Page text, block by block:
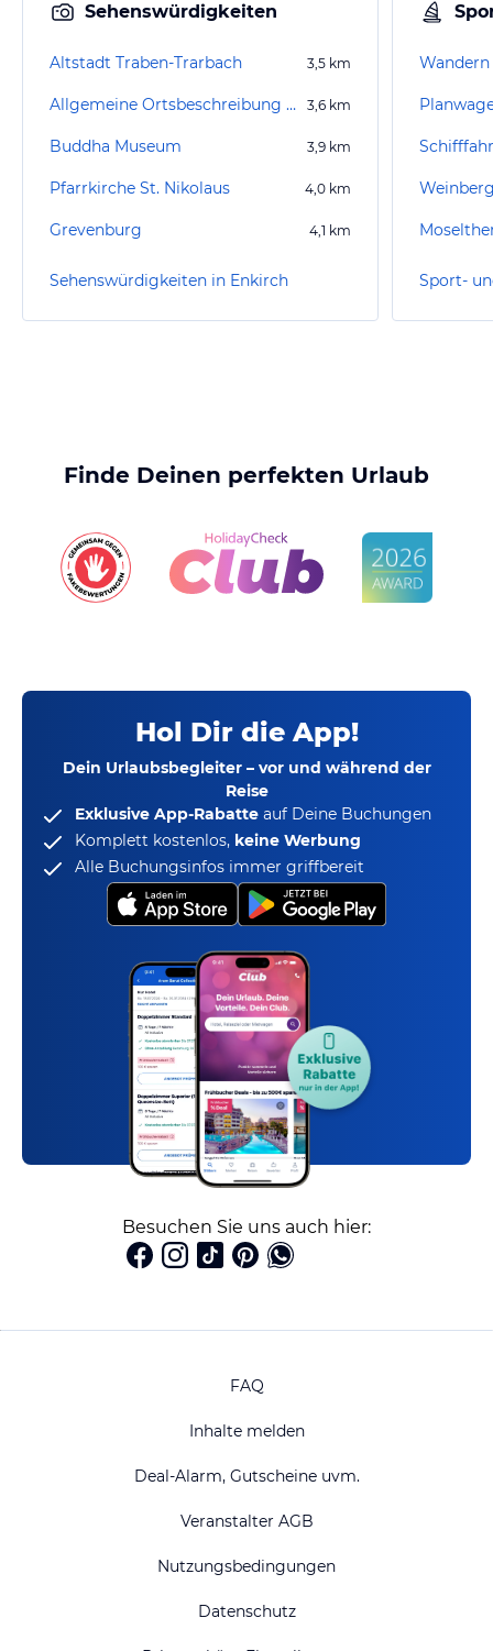
Sehenswürdigkeiten
Altstadt Traben-Trarbach 3,5 km
Allgemeine Ortsbeschreibung Traben-Trarbach 3,6 km
Buddha Museum 3,9 km
Pfarrkirche St. Nikolaus 4,0 km
Grevenburg 4,1 km
Sehenswürdigkeiten in Enkirch Sport-
Finde Deinen perfekten Urlaub
Hol Dir die App!
Dein Urlaubsbegleiter – vor und während der
Reise
Exklusive App-Rabatte auf Deine Buchungen
Komplett kostenlos, keine Werbung
Alle Buchungsinfos immer griffbereit
Besuchen Sie uns auch hier:
FAQ
Inhalte melden
Deal-Alarm, Gutscheine uvm.
Veranstalter AGB
Nutzungsbedingungen
Datenschutz